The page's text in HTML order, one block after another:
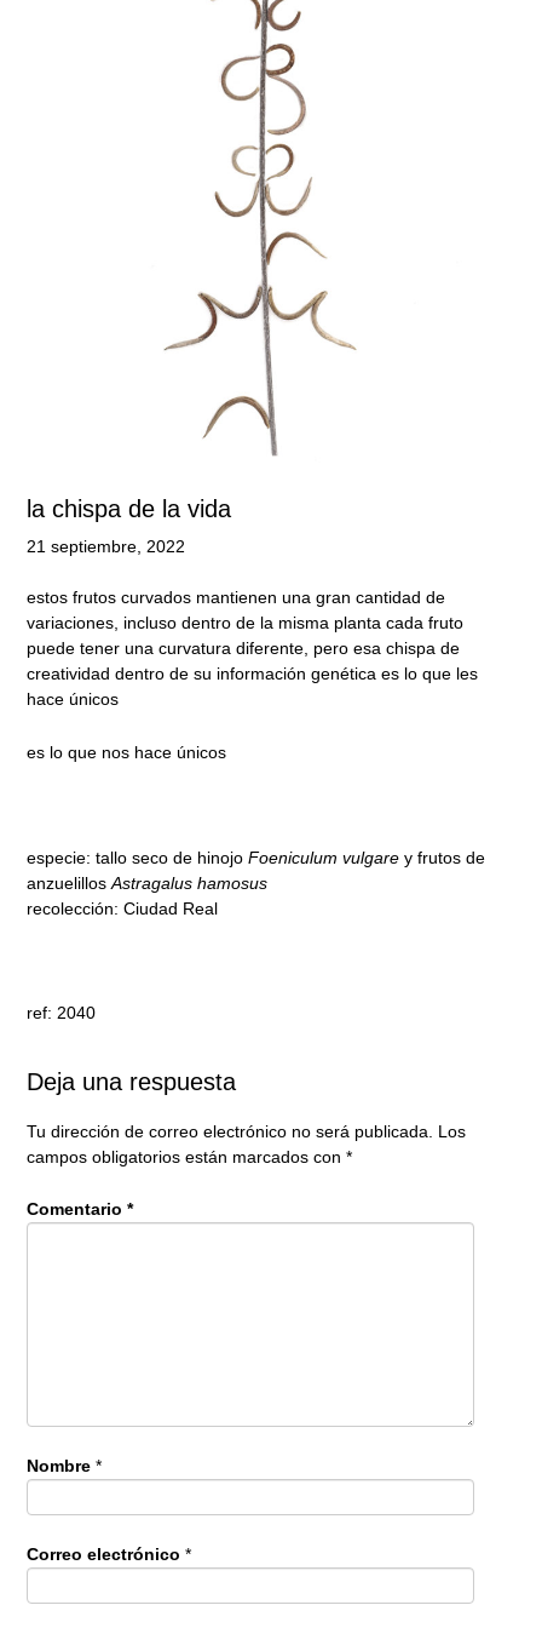
la chispa de la vida
21 septiembre, 2022
estos frutos curvados mantienen una gran cantidad de
variaciones, incluso dentro de la misma planta cada fruto
puede tener una curvatura diferente, pero esa chispa de
creatividad dentro de su información genética es lo que les
hace únicos
es lo que nos hace únicos
especie: tallo seco de hinojo Foeniculum vulgare y frutos de
anzuelillos Astragalus hamosus
recolección: Ciudad Real
ref: 2040
Deja una respuesta
Tu dirección de correo electrónico no será publicada.
Los
campos obligatorios están marcados con *
Comentario *
Nombre *
Correo electrónico *